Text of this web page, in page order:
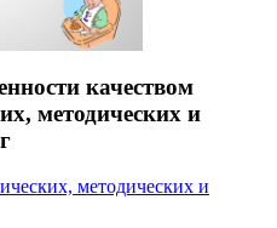
качеством
методических и